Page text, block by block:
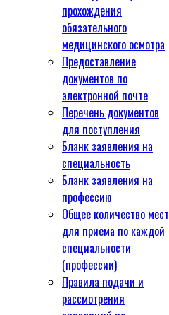
прохождения
обязательного
медицинского осмотра
Предоставление
документов по
электронной почте
Перечень документов
для поступления
Бланк заявления на
специальность
Бланк заявления на
профессию
Общее количество мест
для приема по каждой
специальности
(профессии)
Правила подачи и
рассмотрения